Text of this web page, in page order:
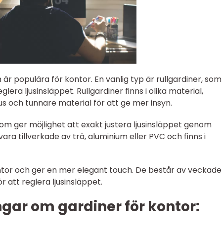
populära för kontor. En vanlig typ är rullgardiner, som
ljusinsläppet. Rullgardiner finns i olika material,
och tunnare material för att ge mer insyn.
ger möjlighet att exakt justera ljusinsläppet genom
tillverkade av trä, aluminium eller PVC och finns i
och ger en mer elegant touch. De består av veckade
att reglera ljusinsläppet.
om gardiner för kontor: